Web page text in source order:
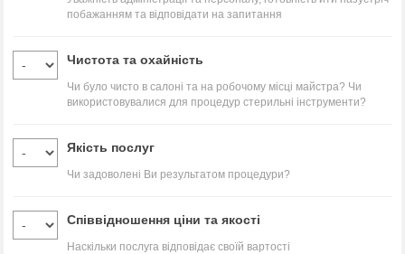
побажанням та відповідати на запитання
Чистота та охайність
Чи було чисто в салоні та на робочому місці майстра? Чи
використовувалися для процедур стерильні інструменти?
Якість послуг
Чи задоволені Ви результатом процедури?
Співвідношення ціни та якості
Наскільки послуга відповідає своїй вартості